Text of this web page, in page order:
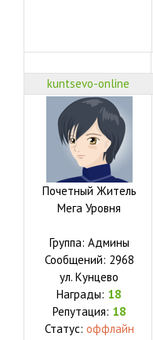
kuntsevo-online
Почетный Житель
Мега Уровня
Группа: Админы
Сообщений: 2968
ул. Кунцево
Награды: 18
Репутация: 18
Статус: оффлайн